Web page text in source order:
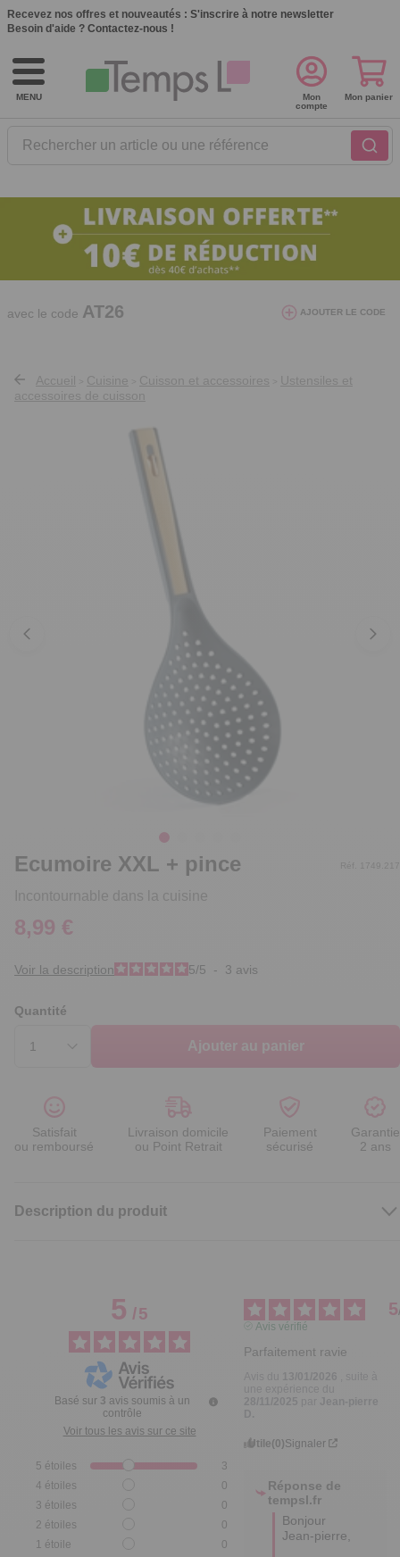
Recevez nos offres et nouveautés : S'inscrire à notre newsletter
Besoin d'aide ? Contactez-nous !
MENU
Rechercher un article ou une référence
Mon
compte
Mon panier
10€ de réduction dès 40€ d'achat. Offre
valable du 03/08/2026 au 12/08/2026.
avec le code AT26 AJOUTER LE CODE
Accueil Cuisine Cuisson et accessoires
Ustensiles et
accessoires de cuisson
Ecumoire XXL + pince
Incontournable dans la cuisine
Réf. 1749.217
8,99 €
Voir la description 5/5 - 3 avis
Quantité
Ajouter au panier
Satisfait
ou remboursé
Livraison domicile
ou Point Retrait
Paiement
sécurisé
Garantie
2 ans
Description du produit
5/5
Basé sur 3 avis soumis à un
contrôle
Voir tous les avis sur ce site
5 étoiles
3
4 étoiles
0
3 étoiles
0
2 étoiles
0
1 étoile 0
5
Avis vérifié
Parfaitement ravie
13/01/2026
28/11/2025
par Jean-pierre
D.
Utile(0)Signaler
Réponse de
tempsl.fr
Bonjour
Jean-pierre,